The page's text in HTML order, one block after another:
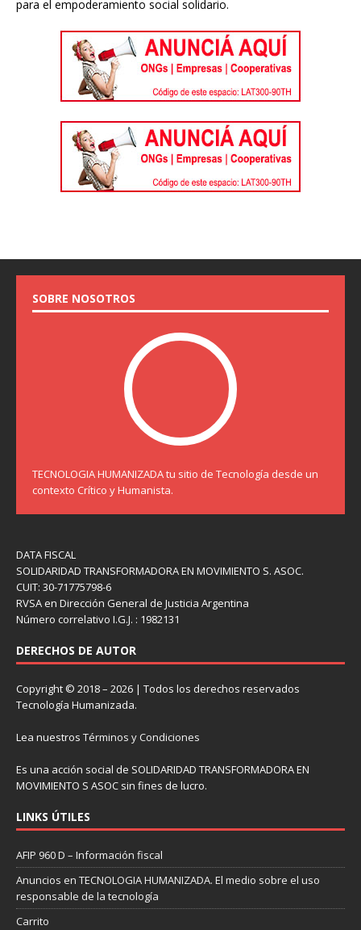
para el empoderamiento social solidario.
SOBRE NOSOTROS
TECNOLOGIA HUMANIZADA tu sitio de Tecnología desde un
contexto Crítico y Humanista.
DATA FISCAL
SOLIDARIDAD TRANSFORMADORA EN MOVIMIENTO S. ASOC.
CUIT: 30-71775798-6
RVSA en Dirección General de Justicia Argentina
Número correlativo I.G.J. : 1982131
DERECHOS DE AUTOR
Copyright © 2018 – 2026 | Todos los derechos reservados
Tecnología Humanizada.
Lea nuestros Términos y Condiciones
Es una acción social de SOLIDARIDAD TRANSFORMADORA EN
MOVIMIENTO S ASOC sin fines de lucro.
LINKS ÚTILES
AFIP 960 D – Información fiscal
Anuncios en TECNOLOGIA HUMANIZADA. El medio sobre el uso
responsable de la tecnología
Carrito